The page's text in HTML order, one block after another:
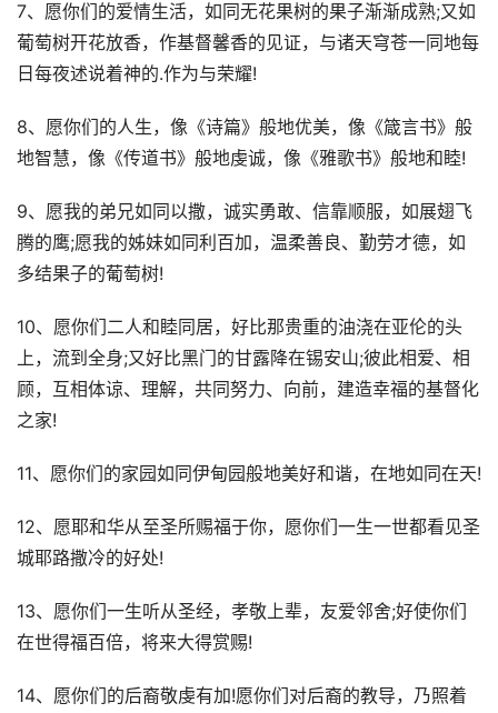
7、愿你们的爱情生活，如同无花果树的果子渐渐成熟;又如
葡萄树开花放香，作基督馨香的见证，与诸天穹苍一同地每
日每夜述说着神的.作为与荣耀!
8、愿你们的人生，像《诗篇》般地优美，像《箴言书》般
地智慧，像《传道书》般地虔诚，像《雅歌书》般地和睦!
9、愿我的弟兄如同以撒，诚实勇敢、信靠顺服，如展翅飞
腾的鹰;愿我的姊妹如同利百加，温柔善良、勤劳才德，如
多结果子的葡萄树!
10、愿你们二人和睦同居，好比那贵重的油浇在亚伦的头
上，流到全身;又好比黑门的甘露降在锡安山;彼此相爱、相
顾，互相体谅、理解，共同努力、向前，建造幸福的基督化
之家!
11、愿你们的家园如同伊甸园般地美好和谐，在地如同在天!
12、愿耶和华从至圣所赐福于你，愿你们一生一世都看见圣
城耶路撒冷的好处!
13、愿你们一生听从圣经，孝敬上辈，友爱邻舍;好使你们
在世得福百倍，将来大得赏赐!
14、愿你们的后裔敬虔有加!愿你们对后裔的教导，乃照着